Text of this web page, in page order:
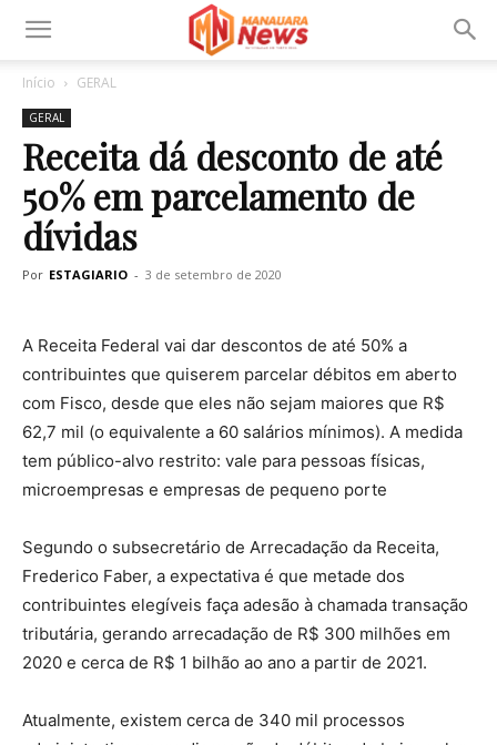
Início GERAL
GERAL
Receita dá desconto de até
50% em parcelamento de
dívidas
Por ESTAGIARIO - 3 de setembro de 2020
A Receita Federal vai dar descontos de até 50% a
contribuintes que quiserem parcelar débitos em aberto
com Fisco, desde que eles não sejam maiores que R$
62,7 mil (o equivalente a 60 salários mínimos). A medida
tem público-alvo restrito: vale para pessoas físicas,
microempresas e empresas de pequeno porte
Segundo o subsecretário de Arrecadação da Receita,
Frederico Faber, a expectativa é que metade dos
contribuintes elegíveis faça adesão à chamada transação
tributária, gerando arrecadação de R$ 300 milhões em
2020 e cerca de R$ 1 bilhão ao ano a partir de 2021.
Atualmente, existem cerca de 340 mil processos